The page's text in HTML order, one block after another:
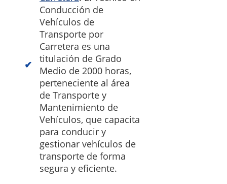
Conducción de
Vehículos de
Transporte por
Carretera es una
titulación de Grado
Medio de 2000 horas,
perteneciente al área
de Transporte y
Mantenimiento de
Vehículos, que capacita
para conducir y
gestionar vehículos de
transporte de forma
segura y eficiente.